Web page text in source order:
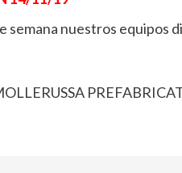
semana nuestros equipos